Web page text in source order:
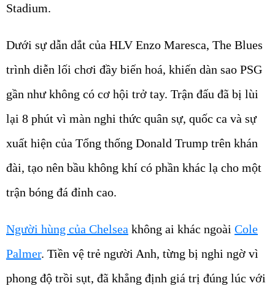
Stadium.
Dưới sự dẫn dắt của HLV Enzo Maresca, The Blues
trình diễn lối chơi đầy biến hoá, khiến dàn sao PSG
gần như không có cơ hội trở tay. Trận đấu đã bị lùi
lại 8 phút vì màn nghi thức quân sự, quốc ca và sự
xuất hiện của Tổng thống Donald Trump trên khán
đài, tạo nên bầu không khí có phần khác lạ cho một
trận bóng đá đỉnh cao.
Người hùng của Chelsea không ai khác ngoài Cole
Palmer. Tiền vệ trẻ người Anh, từng bị nghi ngờ vì
phong độ trồi sụt, đã khẳng định giá trị đúng lúc với